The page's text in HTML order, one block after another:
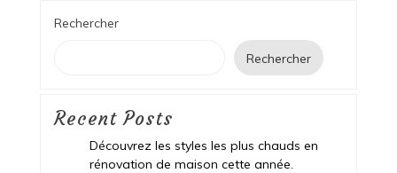
Rechercher
Rechercher
Recent Posts
Découvrez les styles les plus chauds en
rénovation de maison cette année.